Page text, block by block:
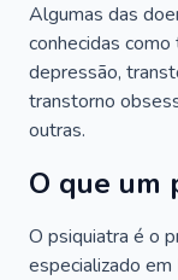
Algumas das
conhecidas
depressão,
transtorno
outras.
O que um
O psiquiatra é o
especializado